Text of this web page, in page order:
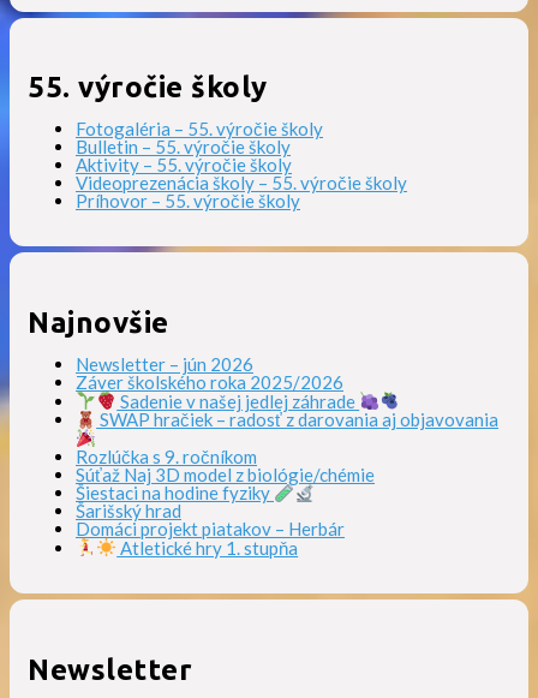
55. výročie školy
Fotogaléria – 55. výročie školy
Bulletin – 55. výročie školy
Aktivity – 55. výročie školy
Videoprezenácia školy – 55. výročie školy
Príhovor – 55. výročie školy
Najnovšie
Newsletter – jún 2026
Záver školského roka 2025/2026
Sadenie v našej jedlej záhrade
SWAP hračiek – radosť z darovania aj objavovania
Rozlúčka s 9. ročníkom
Súťaž Naj 3D model z biológie/chémie
Šiestaci na hodine fyziky
Šarišský hrad
Domáci projekt piatakov – Herbár
Atletické hry 1. stupňa
Newsletter